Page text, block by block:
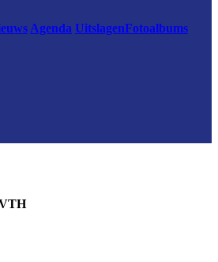
Agenda UitslagenFotoalbums